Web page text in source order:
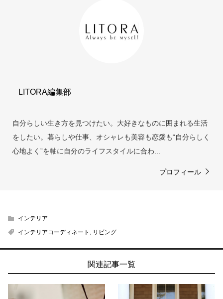
LITORA編集部
自分らしい生き方を見つけたい。大好きなものに囲まれる生活
をしたい。暮らしや仕事、オシャレも美容も恋愛も“自分らしく
心地よく”を軸に自分のライフスタイルに合わ...
プロフィール
インテリア
インテリアコーディネート , リビング
関連記事一覧